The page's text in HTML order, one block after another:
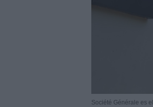
Société Générale es